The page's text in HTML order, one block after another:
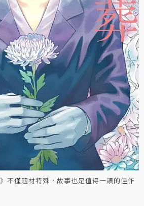
不僅題材特殊，故事也是值得一讀的佳作